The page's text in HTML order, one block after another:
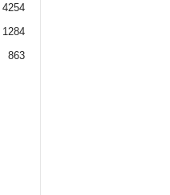
4254
1284
863